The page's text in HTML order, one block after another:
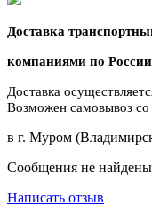
Доставка
компаниями по России
Доставка
Возможен самовывоз со
в г. Муром
Сообщения не найдены
Написать отзыв